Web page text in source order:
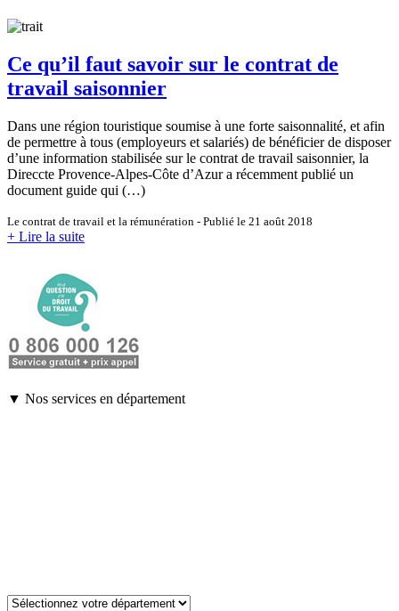
Ce qu’il faut savoir sur le contrat de
travail saisonnier
Dans une région touristique soumise à une forte saisonnalité, et afin
de permettre à tous (employeurs et salariés) de bénéficier de disposer
d’une information stabilisée sur le contrat de travail saisonnier, la
Direccte Provence-Alpes-Côte d’Azur a récemment publié un
document guide qui (…)
Le contrat de travail et la rémunération - Publié le 21 août 2018
+ Lire la suite
▼ Nos services en département